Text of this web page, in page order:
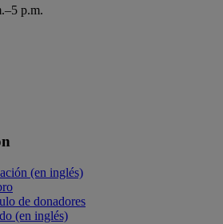
p.m.
(en inglés)
de donadores
(en inglés)